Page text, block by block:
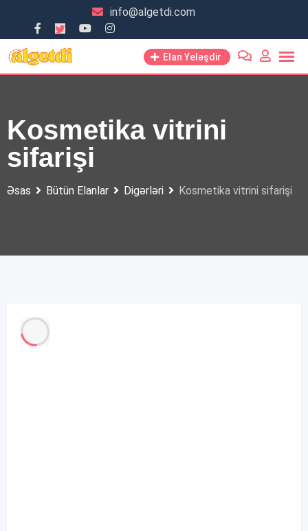
content
info@algetdi.com
Elan Yeləşdir
Kosmetika vitrini
sifarişi
Əsas Bütün Elanlar Digərləri Kosmetika vitrini sifarişi